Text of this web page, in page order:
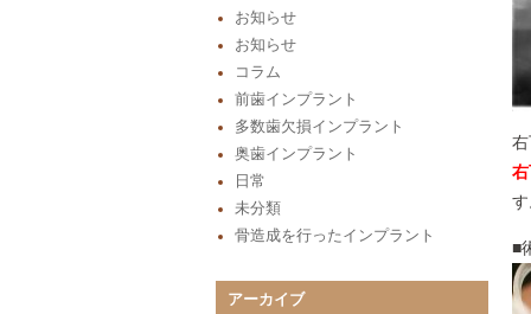
お知らせ
お知らせ
コラム
前歯インプラント
多数歯欠損インプラント
奥歯インプラント
日常
未分類
骨造成を行ったインプラント
アーカイブ
■